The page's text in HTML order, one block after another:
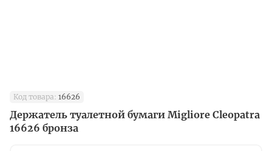
Код товара: 16626
Держатель туалетной бумаги Migliore Cleopatra
16626 бронза